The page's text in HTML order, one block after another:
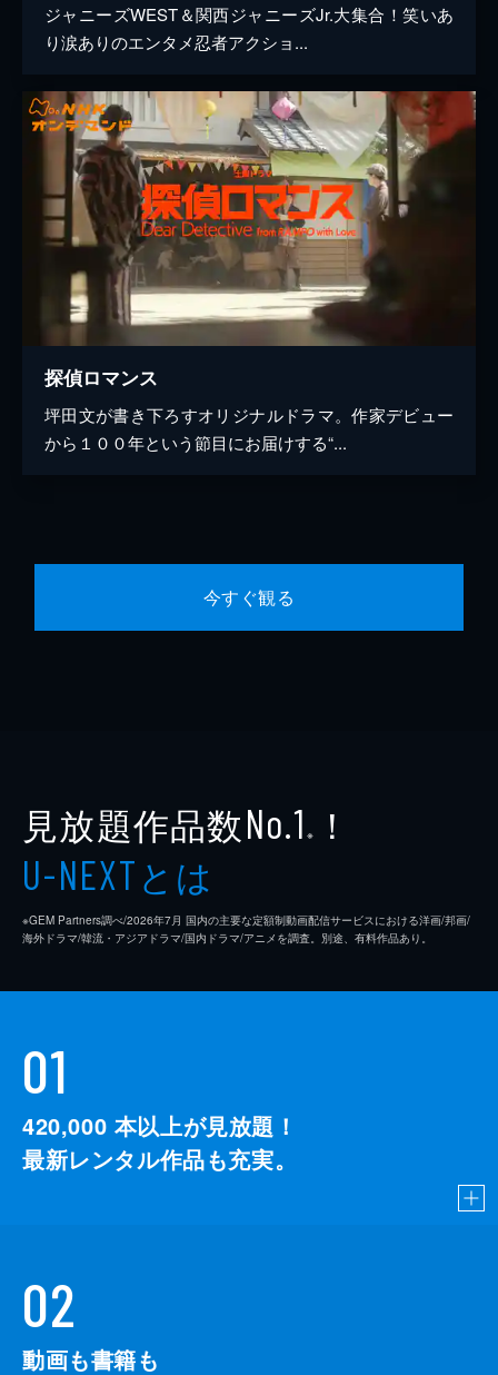
ジャニーズWEST＆関西ジャニーズJr.大集合！笑いあ
り涙ありのエンタメ忍者アクショ...
探偵ロマンス
坪田文が書き下ろすオリジナルドラマ。作家デビュー
から１００年という節目にお届けする“...
今すぐ観る
見放題作品数No.1 ※ ！
U-NEXTとは
※GEM Partners調べ/2026年7⽉ 国内の主要な定額制動画配信サービスにおける洋画/邦画/
海外ドラマ/韓流・アジアドラマ/国内ドラマ/アニメを調査。別途、有料作品あり。
01
420,000 本以上が見放題！
最新レンタル作品も充実。
02
動画も書籍も